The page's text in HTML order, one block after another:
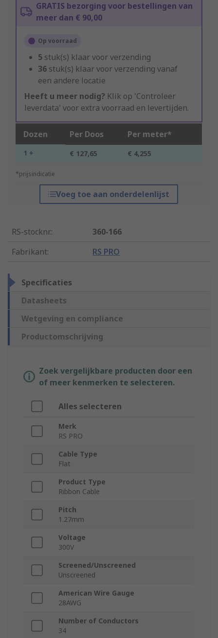
GRATIS bezorging voor bestellingen van
meer dan € 90,00
Op voorraad
5 stuk(s) klaar voor verzending
36 stuk(s) klaar voor verzending vanaf
een andere locatie
Heeft u meer nodig? Klik op 'Controleer
leverdata' voor extra voorraad en levertijden.
Dozen Per Doos Per meter*
1 + € 127,65 € 4,255
*prijsindicatie
Voeg toe aan onderdelenlijst
RS-stocknr.:
360-166
Fabrikant: RS PRO
Specificaties
Datasheets
Wetgeving en compliance
Productomschrijving
Zoek vergelijkbare producten door een
of meer kenmerken te selecteren.
Alles selecteren
Merk
RS PRO
Cable Type
Flat
Product Type
Ribbon Cable
Pitch
1.27mm
Voltage
300V
Screened/Unscreened
Unscreened
American Wire Gauge
28AWG
Number of Conductors
34